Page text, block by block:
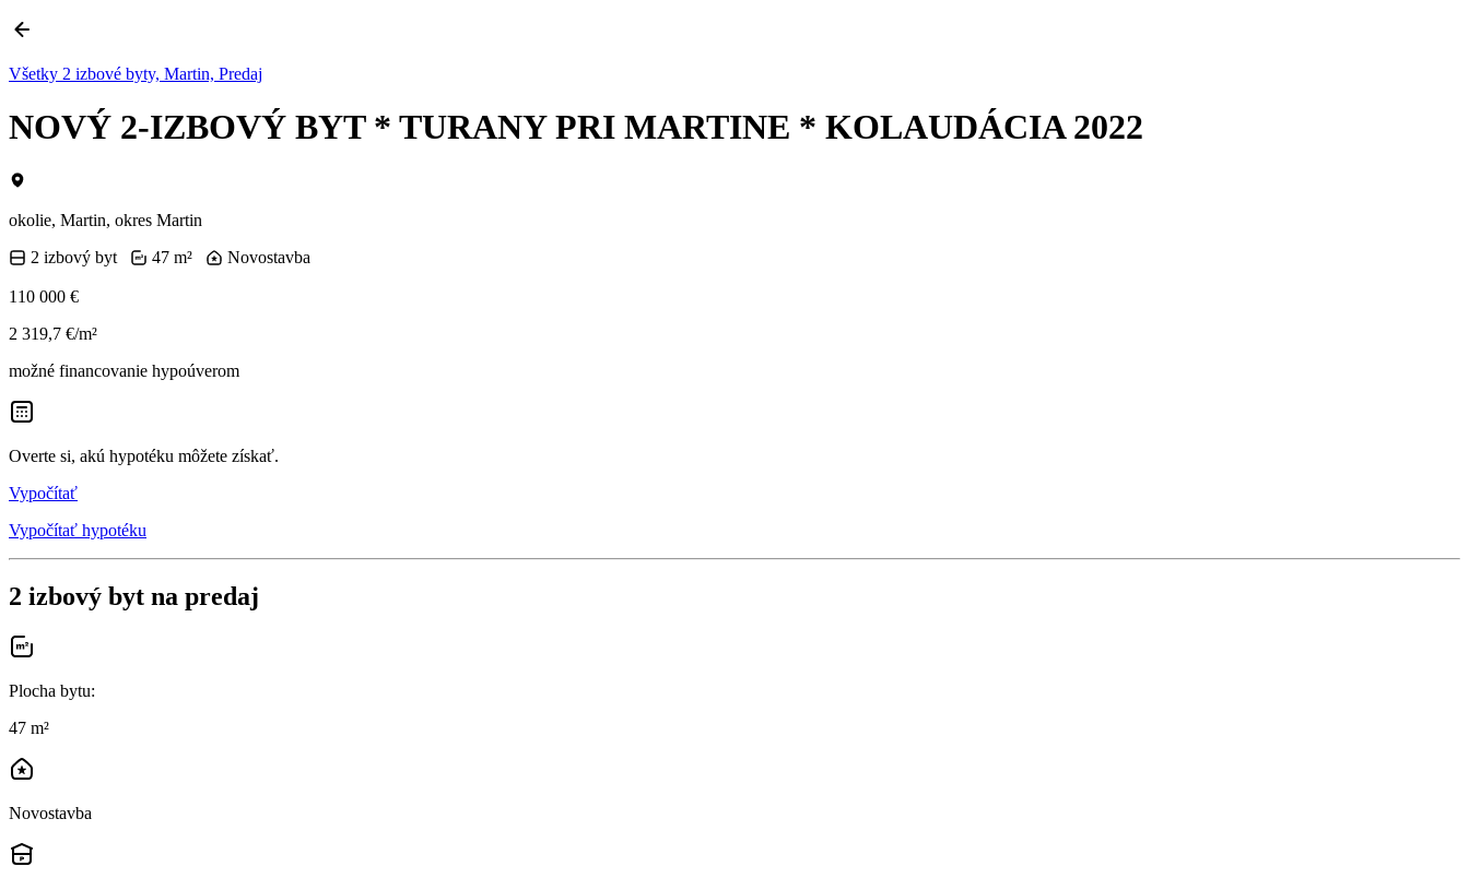
Všetky 2 izbové byty, Martin, Predaj
NOVÝ 2-IZBOVÝ BYT * TURANY PRI MARTINE * KOLAUDÁCIA 2022
okolie, Martin, okres Martin
2 izbový byt
47 m² Novostavba
110 000 €
2 319,7 €/m²
možné financovanie hypoúverom
Overte si, akú hypotéku môžete získať.
Vypočítať
Vypočítať hypotéku
2 izbový byt na predaj
Plocha bytu:
47 m²
Novostavba